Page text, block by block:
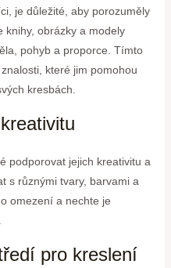
je důležité, aby porozuměly
knihy, obrázky a modely
pohyb a proporce. Tímto
které jim pomohou
kresbách.
podporovat jejich kreativitu a
s různými tvary, barvami a
omezení a nechte je
pro kreslení